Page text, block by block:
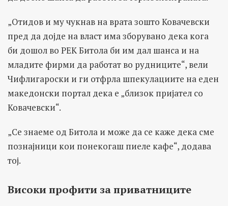
„Отидов и му чукнав на врата зошто Ковачевски
пред да дојде на власт има зборувано дека кога
би дошол во РЕК Битола би им дал шанса и на
младите фирми да работат во рудниците“, вели
Чифлигароски и ги отфрла шпекулациите на еден
македонски портал дека е „близок пријател со
Ковачевски“.
„Се знаеме од Битола и може да се каже дека сме
познајници кои понекогаш пиеле кафе“, додава
тој.
Високи профити за приватниците